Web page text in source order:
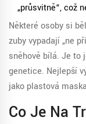
„průsvitně“, což
Některé osoby si
zuby vypadají „ne
sněhově bílá. Je to
genetice. Nejlepší
jako plastová
Co Je Na